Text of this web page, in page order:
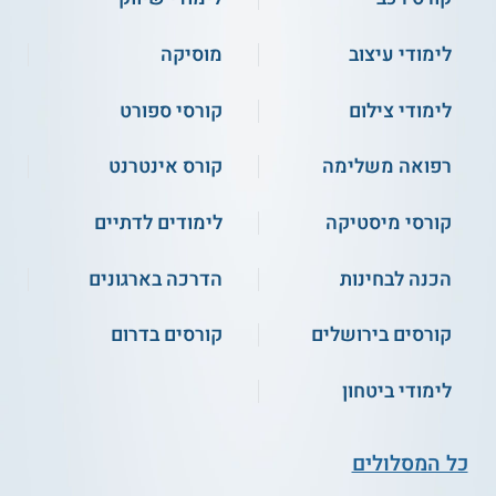
לימודי עיצוב
מוסיקה
לימודי צילום
קורסי ספורט
רפואה משלימה
קורס אינטרנט
קורסי מיסטיקה
לימודים לדתיים
הכנה לבחינות
הדרכה בארגונים
קורסים בירושלים
קורסים בדרום
לימודי ביטחון
כל המסלולים